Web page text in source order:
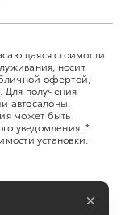
стоимости
носит
офертой,
получения
автосалоны.
может быть
уведомления. *
установки.
×